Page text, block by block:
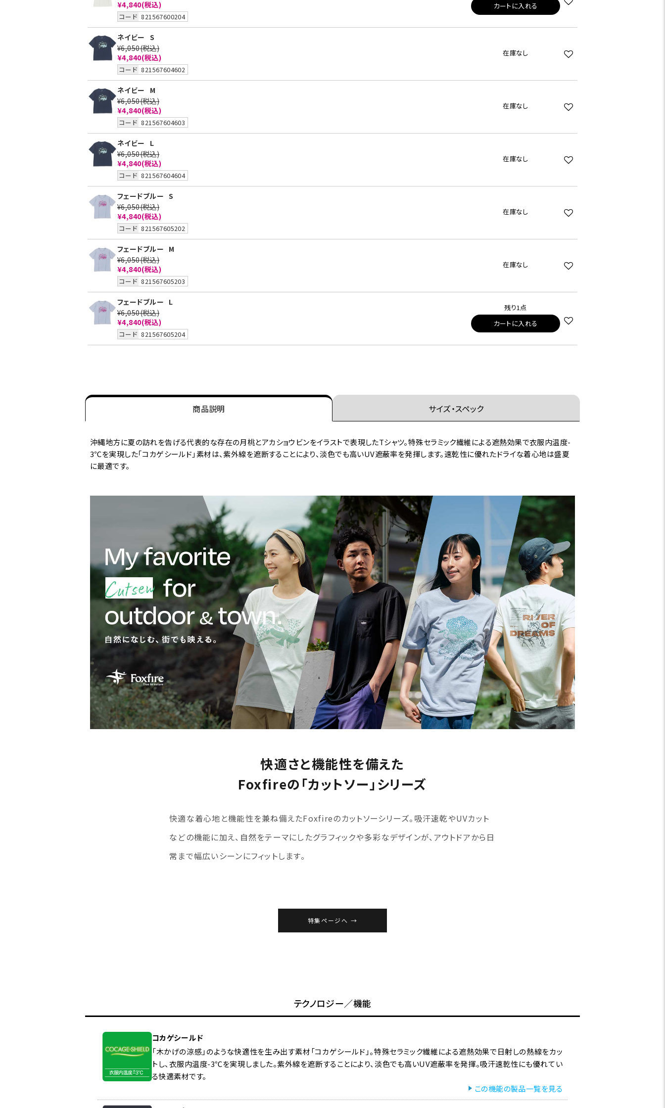
¥4,840(税込)
コード 821567600204
カートに入れる
ネイビー S
¥6,050(税込)
¥4,840(税込)
コード 821567604602
在庫なし
ネイビー
M
¥6,050(税込)
¥4,840(税込)
コード 821567604603
在庫なし
ネイビー
L
¥6,050(税込)
¥4,840(税込)
コード 821567604604
在庫なし
フェードブルー S
¥6,050(税込)
¥4,840(税込)
コード 821567605202
在庫なし
フェードブルー M
¥6,050(税込)
¥4,840(税込)
コード 821567605203
在庫なし
フェードブルー L
¥6,050(税込)
¥4,840(税込)
コード 821567605204
残り1点
カートに入れる
商品説明 サイズ・スペック
沖縄地方に夏の訪れを告げる代表的な存在の月桃とアカショウビンをイラストで表現したTシャツ。特殊セラミック繊維による遮熱効果で衣服内温度-
3℃を実現した｢コカゲシールド｣素材は、紫外線を遮断することにより、淡色でも高いUV遮蔽率を発揮します。速乾性に優れたドライな着心地は盛夏
に最適です。
快適さと機能性を備えた
Foxfireの「カットソー」シリーズ
快適な着心地と機能性を兼ね備えたFoxfireのカットソーシリーズ。吸汗速乾やUVカット
などの機能に加え、自然をテーマにしたグラフィックや多彩なデザインが、アウトドアから日
常まで幅広いシーンにフィットします。
特集ページへ
テクノロジー／機能
コカゲシールド
「木かげの涼感」のような快適性を生み出す素材「コカゲシールド」。特殊セラミック繊維による遮熱効果で日射しの熱線をカッ
トし、衣服内温度-3℃を実現しました。紫外線を遮断することにより、淡色でも高いUV遮蔽率を発揮。吸汗速乾性にも優れてい
る快適素材です。
この機能の製品一覧を見る